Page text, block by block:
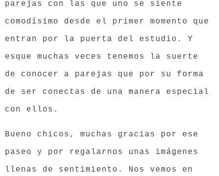
parejas con las que uno se siente
comodísimo desde el primer momento que
entran por la puerta del estudio. Y
esque muchas veces tenemos la suerte
de conocer a parejas que por su forma
de ser conectas de una manera especial
con ellos.
Bueno chicos, muchas gracias por ese
paseo y por regalarnos unas imágenes
llenas de sentimiento. Nos vemos en